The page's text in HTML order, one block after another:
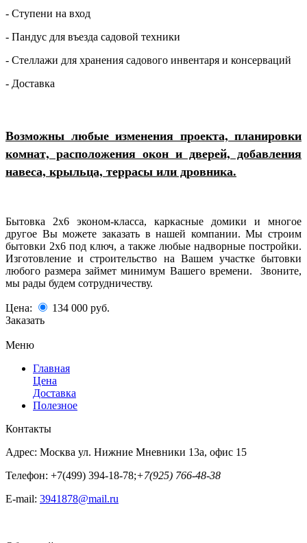
- Ступени на вход
- Пандус для въезда садовой техники
- Стеллажи для хранения садового инвентаря и консерваций
- Доставка
Возможны любые изменения проекта, планировки
комнат, расположения окон и дверей, добавления
навеса, крыльца, террасы или дровника.
Бытовка 2х6 эконом-класса, каркасные домики и многое
другое Вы можете заказать в нашей компании. Мы строим
бытовки 2х6 под ключ, а также любые надворные постройки.
Изготовление и строительство на Вашем участке бытовки
любого размера займет минимум Вашего времени. Звоните,
мы рады будем сотрудничеству.
Цена: 134 000 руб.
Заказать
Меню
Главная
Цена
Доставка
Полезное
Контакты
Адрес: Москва ул. Нижние Мневники 13а, офис 15
Телефон: +7(499) 394-18-78;+7(925) 766-48-38
E-mail: 3941878@mail.ru